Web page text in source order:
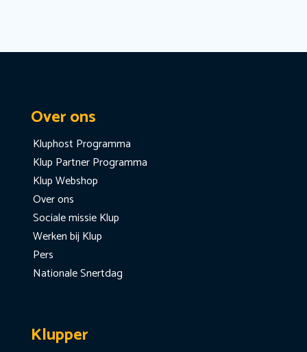
Over ons
Kluphost Programma
Klup Partner Programma
Klup Webshop
Over ons
Sociale missie Klup
Werken bij Klup
Pers
Nationale Snertdag
Klupper